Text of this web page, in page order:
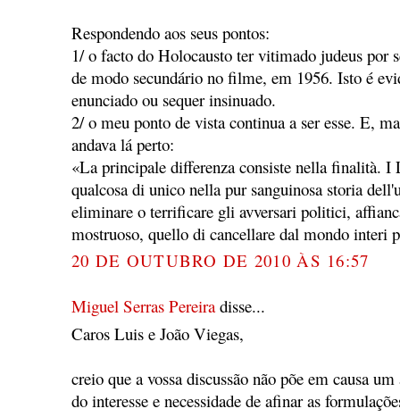
Respondendo aos seus pontos:
1/ o facto do Holocausto ter vitimado judeus por
de modo secundário no filme, em 1956. Isto é
enunciado ou sequer insinuado.
2/ o meu ponto de vista continua a ser esse. E,
andava lá perto:
«La principale differenza consiste nella finalità. I
qualcosa di unico nella pur sanguinosa storia
eliminare o terrificare gli avversari politici,
mostruoso, quello di cancellare dal mondo interi
20 DE OUTUBRO DE 2010 ÀS 16:57
Miguel Serras Pereiradisse...
Caros Luis e João Viegas,
creio que a vossa discussão não põe em causa
do interesse e necessidade de afinar as